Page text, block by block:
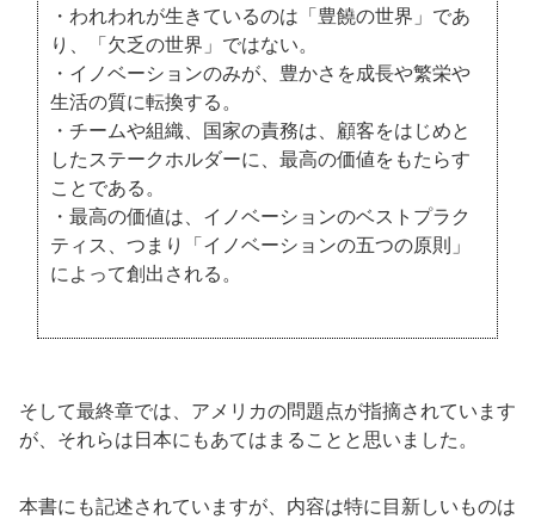
・われわれが生きているのは「豊饒の世界」であ
り、「欠乏の世界」ではない。
・イノベーションのみが、豊かさを成長や繁栄や
生活の質に転換する。
・チームや組織、国家の責務は、顧客をはじめと
したステークホルダーに、最高の価値をもたらす
ことである。
・最高の価値は、イノベーションのベストプラク
ティス、つまり「イノベーションの五つの原則」
によって創出される。
そして最終章では、アメリカの問題点が指摘されています
が、それらは日本にもあてはまることと思いました。
本書にも記述されていますが、内容は特に目新しいものは